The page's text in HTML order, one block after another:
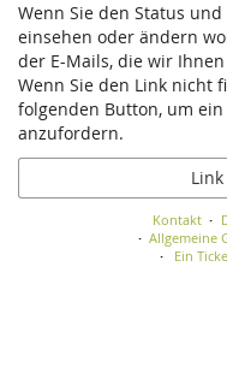
Wenn Sie den Status
einsehen oder ändern
der E-Mails, die wir
Wenn Sie den Link nicht
folgenden Button, um
anzufordern.
Kontakt
Allgemeine
Ein